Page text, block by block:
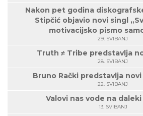
Nakon pet godina
Stipčić objavio novi singl
motivacijsko pismo
29. SVIBANJ
Truth ≠ Tribe predstavlja
28. SVIBANJ
Bruno Rački predstavlja novi
22. SVIBANJ
Valovi nas vode na
13. SVIBANJ